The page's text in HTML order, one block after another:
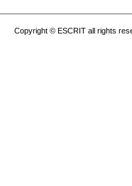
Copyright © ESCRIT all rights